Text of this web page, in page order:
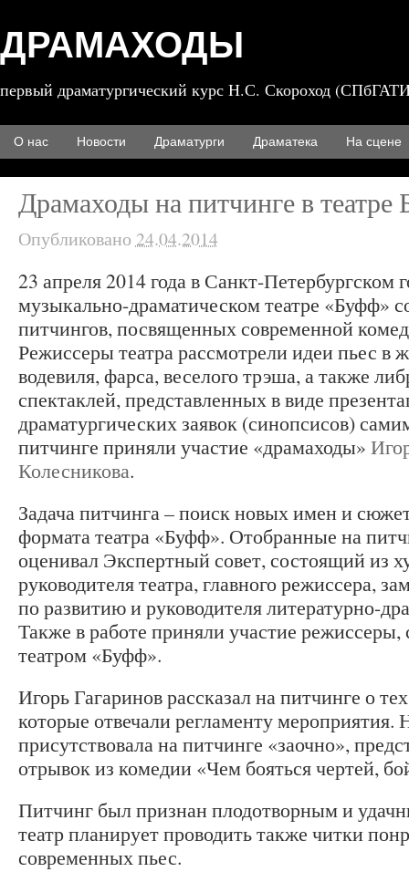
ДРАМАХОДЫ
первый драматургический курс Н.С. Скороход
О нас Новости Драматурги Драматека На сцене
Драмаходы на питчинге в театре
Опубликовано 24.04.2014
23 апреля 2014 года в Санкт-Петербургском
музыкально-драматическом театре «Буфф»
питчингов, посвященных современной
Режиссеры театра рассмотрели идеи пьес в
водевиля, фарса, веселого трэша, а также
спектаклей, представленных в виде
драматургических заявок (синопсисов)
питчинге приняли участие «драмаходы»
Колесникова.
Задача питчинга – поиск новых имен и
формата театра «Буфф». Отобранные на
оценивал Экспертный совет, состоящий из
руководителя театра, главного режиссера,
по развитию и руководителя литературно-
Также в работе приняли участие
театром «Буфф».
Игорь Гагаринов рассказал на питчинге о
которые отвечали регламенту мероприятия.
присутствовала на питчинге «заочно»,
отрывок из комедии «Чем бояться чертей,
Питчинг был признан плодотворным и
театр планирует проводить также читки
современных пьес.